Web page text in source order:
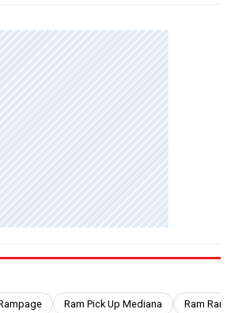
Ram Pick Up Mediana Ram